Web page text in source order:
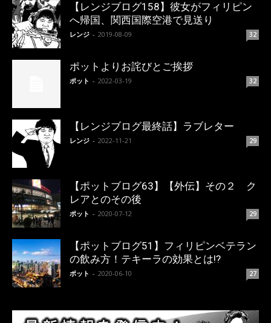
【レンジブログ158】彼女がフィリピン
へ帰国、関西国際空港で見送り
レンジ - 2019-08-09 32
ポットよりお詫びとご挨拶
ポット - 2022-03-19 32
【レンジブログ最終話】ラブレター
レンジ - 2022-11-21 29
【ポットブログ63】【外伝】その２ ク
レアとのその後
ポット - 2020-07-12 29
【ポットブログ51】フィリピンベテラン
の飲み方！テキーラの効果とは!?
ポット - 2020-06-10 27